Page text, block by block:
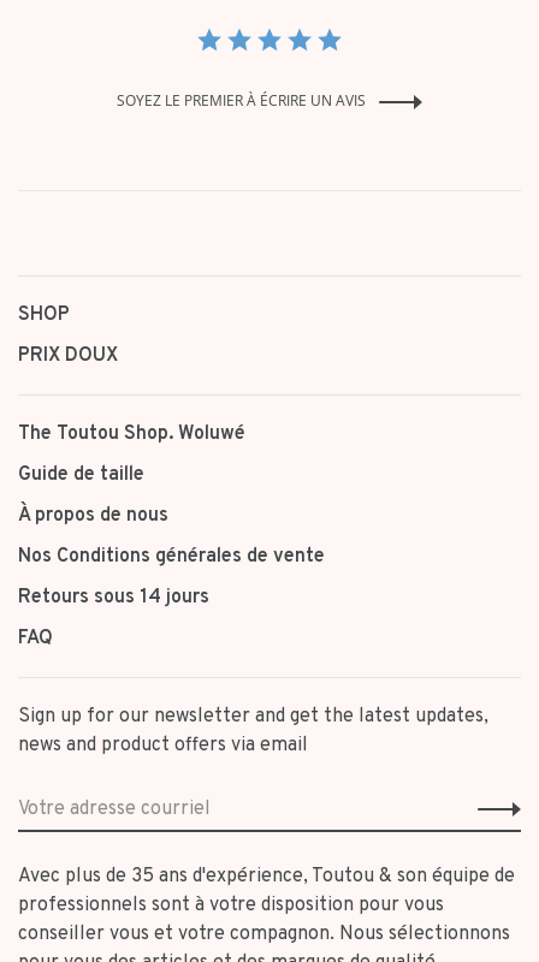
SOYEZ LE PREMIER À ÉCRIRE UN AVIS
SHOP
PRIX DOUX
The Toutou Shop. Woluwé
Guide de taille
À propos de nous
Nos Conditions générales de vente
Retours sous 14 jours
FAQ
Sign up for our newsletter and get the latest updates,
news and product offers via email
Avec plus de 35 ans d'expérience, Toutou & son équipe de
professionnels sont à votre disposition pour vous
conseiller vous et votre compagnon. Nous sélectionnons